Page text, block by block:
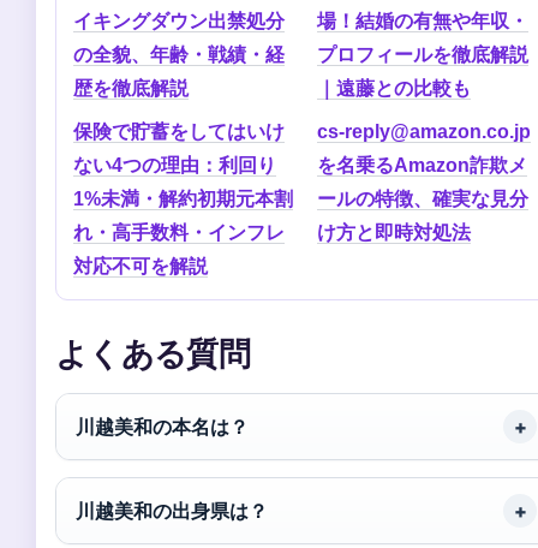
イキングダウン出禁処分
の全貌、年齢・戦績・経
歴を徹底解説
場！結婚の有無や年収・
プロフィールを徹底解説
｜遠藤との比較も
保険で貯蓄をしてはいけ
ない4つの理由：利回り
1%未満・解約初期元本割
れ・高手数料・インフレ
対応不可を解説
cs-reply@amazon.co.jp
を名乗るAmazon詐欺メ
ールの特徴、確実な見分
け方と即時対処法
よくある質問
川越美和の本名は？
川越美和の出身県は？